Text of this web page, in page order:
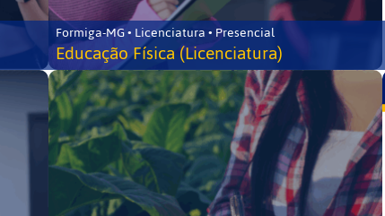
Formiga-MG • Licenciatura • Presencial
Educação Física (Licenciatura)